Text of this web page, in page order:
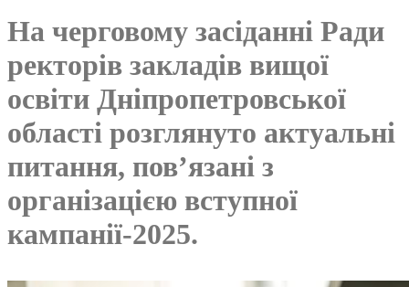
На черговому засіданні Ради
ректорів закладів вищої
освіти Дніпропетровської
області розглянуто актуальні
питання, пов’язані з
організацією вступної
кампанії-2025.